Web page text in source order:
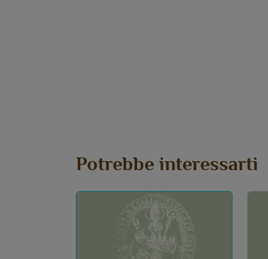
Potrebbe interessarti